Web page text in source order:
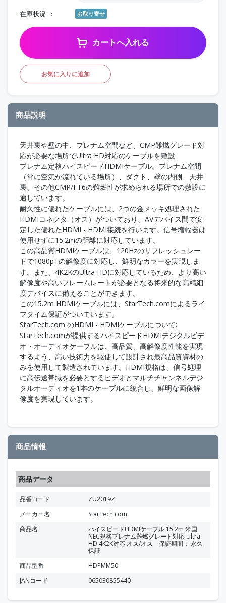
在庫状況 お取り寄せ
カートへ入れる
お気に入りに追加
商品説明
天井裏や壁の中、プレナム空間など、CMP難燃グレード対
応が必要な場所でUltra HD対応のケーブルを敷設
プレナム定格ハイスピードHDMIケーブル。プレナム空間
（常に空気が流れている場所）、ダクト、壁の内側、天井
裏、その他CMP/FT6の難燃性が求められる場所での敷設に
適しています。
耐久性に優れたケーブルには、2つの金メッキ処理された
HDMIコネクタ（オス）がついており、AVデバイス間で安
定した優れたHDMI - HDMI接続を行います。信号増幅器は
使用せずに15.2mの距離に対応しています。
この高品質HDMIケーブルは、120Hzのリフレッシュレー
トで1080p+の解像度に対応し、鮮明なカラーを実現しま
す。また、4K2KのUltra HDに対応しているため、より高い
解像度や高いフレームレートが必要となる将来的な高精細
度デバイスに備えることができます。
この15.2m HDMIケーブルには、StarTech.comによるライ
フタイム保証がついています。
StarTech.com のHDMI - HDMIケーブルについて:
StarTech.comが提供するハイスピードHDMIデジタルビデ
オ・オーディオケーブルは、高品質、高解像度性能を実現
するよう、高い技術力を駆使して設計され最高品質資材の
みを使用して製造されています。HDMI規格は、信号処理
に高伝送帯域を必要とするビデオとマルチチャンネルデジ
タルオーディオを1本のケーブルに統合し、鮮明な画像解
像度を実現しています。
商品情報
商品データ
品番コード
ZU2019Z
メーカー名
StarTech.com
商品名
ハイスピードHDMIケーブル 15.2m 米国
NEC規格プレナム難燃グレード対応 Ultra
HD 4K2K対応 オス/オス 保証期間： 永久
保証
商品型番
HDPMM50
JANコード
065030855440